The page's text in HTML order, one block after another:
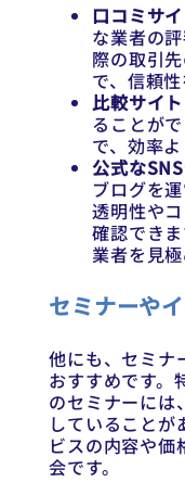
口コミサ
な業者の
際の取引
で、信頼
比較サイト
ることが
で、効率
公式な
ブログを
透明性や
確認でき
業者を見
セミナーや
他にも、セミナ
おすすめです。
のセミナーには
していることが
ビスの内容や
会です。